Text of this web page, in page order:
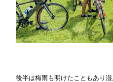
後半は梅雨も明けたこともあり